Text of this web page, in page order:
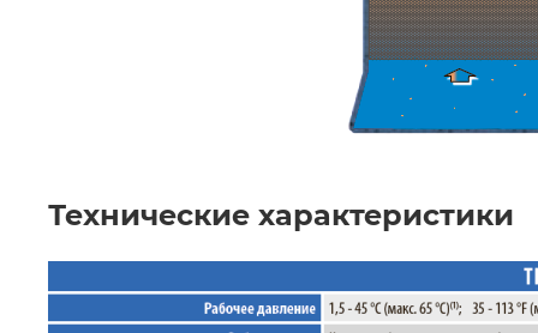
Технические характеристики